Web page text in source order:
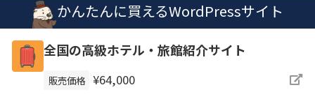
かんたんに買えるWordPressサイト
全国の高級ホテル・旅館紹介サイト
販売価格 ¥64,000